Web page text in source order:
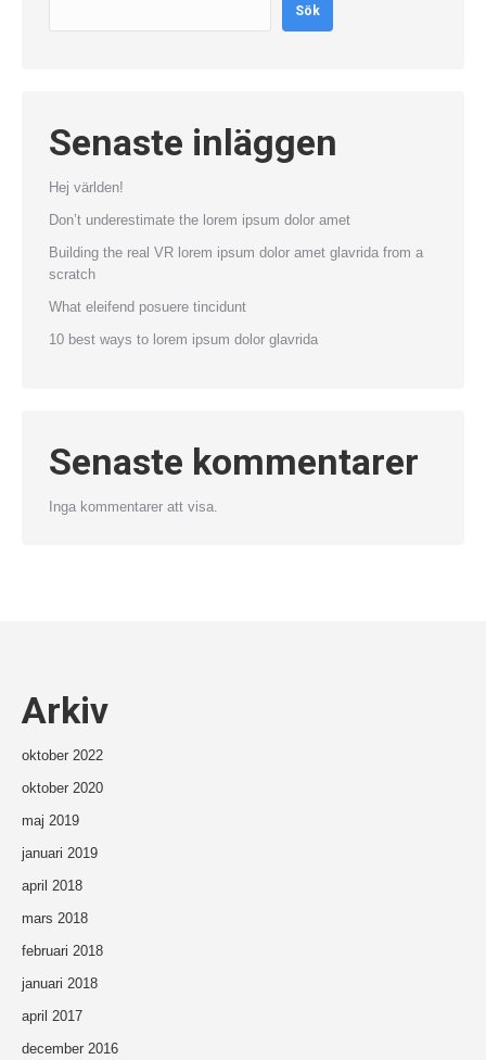
Sök
Senaste inläggen
Hej världen!
Don’t underestimate the lorem ipsum dolor amet
Building the real VR lorem ipsum dolor amet glavrida from a
scratch
What eleifend posuere tincidunt
10 best ways to lorem ipsum dolor glavrida
Senaste kommentarer
Inga kommentarer att visa.
Arkiv
oktober 2022
oktober 2020
maj 2019
januari 2019
april 2018
mars 2018
februari 2018
januari 2018
april 2017
december 2016